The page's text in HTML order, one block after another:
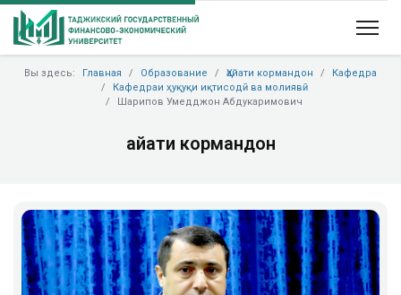
Вы здесь: Главная Образование Ҳайати кормандон
Кафедра
Кафедраи ҳуқуқи иқтисодӣ ва молиявӣ
Шарипов Умедджон Абдукаримович
Ҳайати кормандон